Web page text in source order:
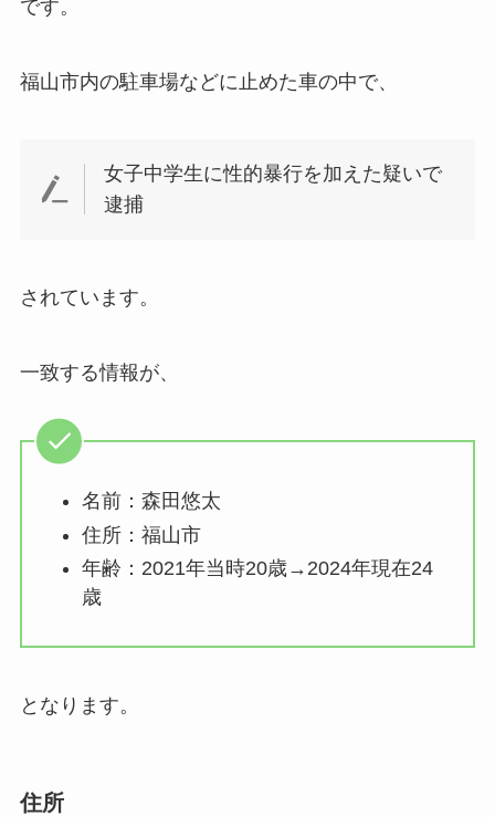
です。
福山市内の駐車場などに止めた車の中で、
女子中学生に性的暴行を加えた疑いで
逮捕
されています。
一致する情報が、
名前：森田悠太
住所：福山市
年齢：2021年当時20歳→2024年現在24
歳
となります。
住所